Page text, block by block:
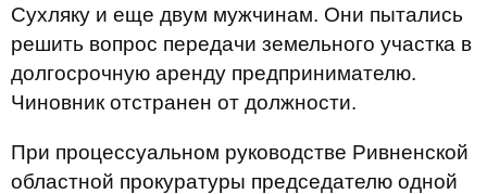
Сухляку и еще двум мужчинам. Они пытались
решить вопрос передачи земельного участка в
долгосрочную аренду предпринимателю.
Чиновник отстранен от должности.
При процессуальном руководстве Ривненской
областной прокуратуры председателю одной